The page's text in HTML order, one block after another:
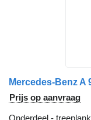
Prijs op aanvraag
Onderdeel - treeplank